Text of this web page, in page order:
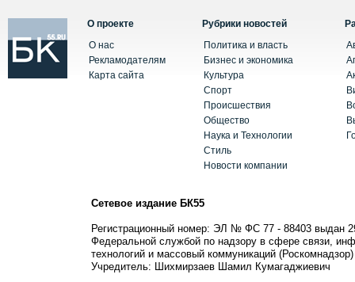
О проекте
О нас
Рекламодателям
Карта сайта
Рубрики новостей
Политика и власть
Бизнес и экономика
Культура
Спорт
Происшествия
Общество
Наука и Технологии
Стиль
Новости компании
Сетевое издание БК55
Регистрационный номер: ЭЛ № ФС 77 - 88403 выдан
Федеральной службой по надзору в сфере связи,
технологий и массовый коммуникаций (Роскомнадзор)
Учредитель: Шихмирзаев Шамил Кумагаджиевич